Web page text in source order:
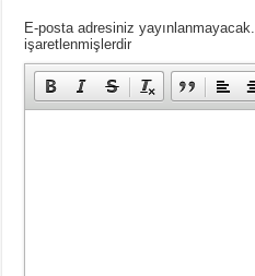
E-posta adresiniz yayınlanmayacak.
işaretlenmişlerdir